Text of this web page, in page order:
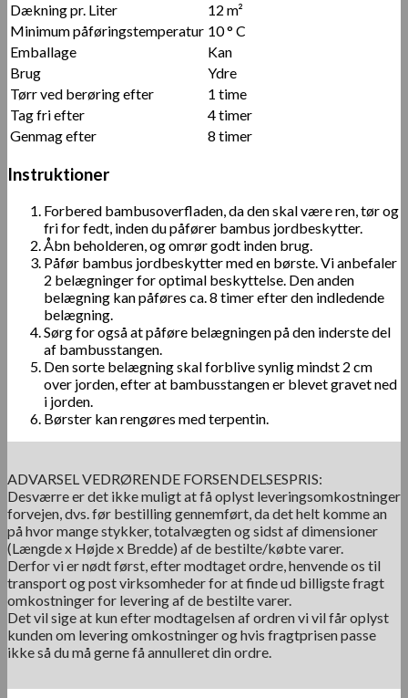
Dækning pr. Liter
12 m²
Minimum påføringstemperatur 10 ° C
Emballage
Kan
Brug
Ydre
Tørr ved berøring efter
1 time
Tag fri efter
4 timer
Genmag efter
8 timer
Instruktioner
Forbered bambusoverfladen, da den skal være ren, tør og
fri for fedt, inden du påfører bambus jordbeskytter.
Åbn beholderen, og omrør godt inden brug.
Påfør bambus jordbeskytter med en børste. Vi anbefaler
2 belægninger for optimal beskyttelse. Den anden
belægning kan påføres ca. 8 timer efter den indledende
belægning.
Sørg for også at påføre belægningen på den inderste del
af bambusstangen.
Den sorte belægning skal forblive synlig mindst 2 cm
over jorden, efter at bambusstangen er blevet gravet ned
i jorden.
Børster kan rengøres med terpentin.
ADVARSEL VEDRØRENDE FORSENDELSESPRIS:
Desværre er det ikke muligt at få oplyst leveringsomkostninger
forvejen, dvs. før bestilling gennemført, da det helt komme an
på hvor mange stykker, totalvægten og sidst af dimensioner
(Længde x Højde x Bredde) af de bestilte/købte varer.
Derfor vi er nødt først, efter modtaget ordre, henvende os til
transport og post virksomheder for at finde ud billigste fragt
omkostninger for levering af de bestilte varer.
Det vil sige at kun efter modtagelsen af ordren vi vil får oplyst
kunden om levering omkostninger og hvis fragtprisen passe
ikke så du må gerne få annulleret din ordre.